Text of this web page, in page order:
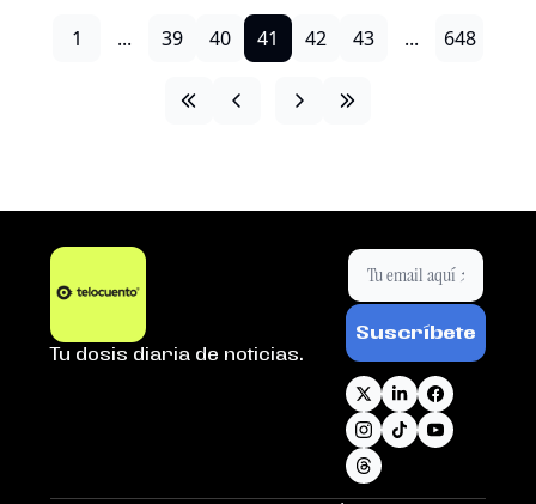
1 ... 39 40 41 42 43 ... 648
Tu dosis diaria de noticias.
Suscríbete